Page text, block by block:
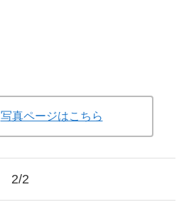
写真ページはこちら
2/2